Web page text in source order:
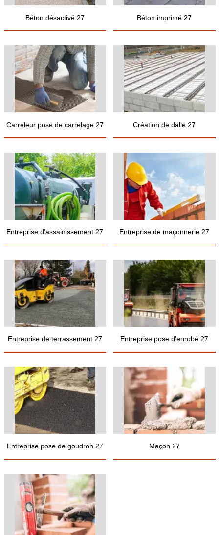
Béton désactivé 27 Béton imprimé 27
Carreleur pose de carrelage 27 Création de dalle 27
Entreprise d'assainissement 27 Entreprise de maçonnerie 27
Entreprise de terrassement 27 Entreprise pose d'enrobé 27
Entreprise pose de goudron 27 Maçon 27